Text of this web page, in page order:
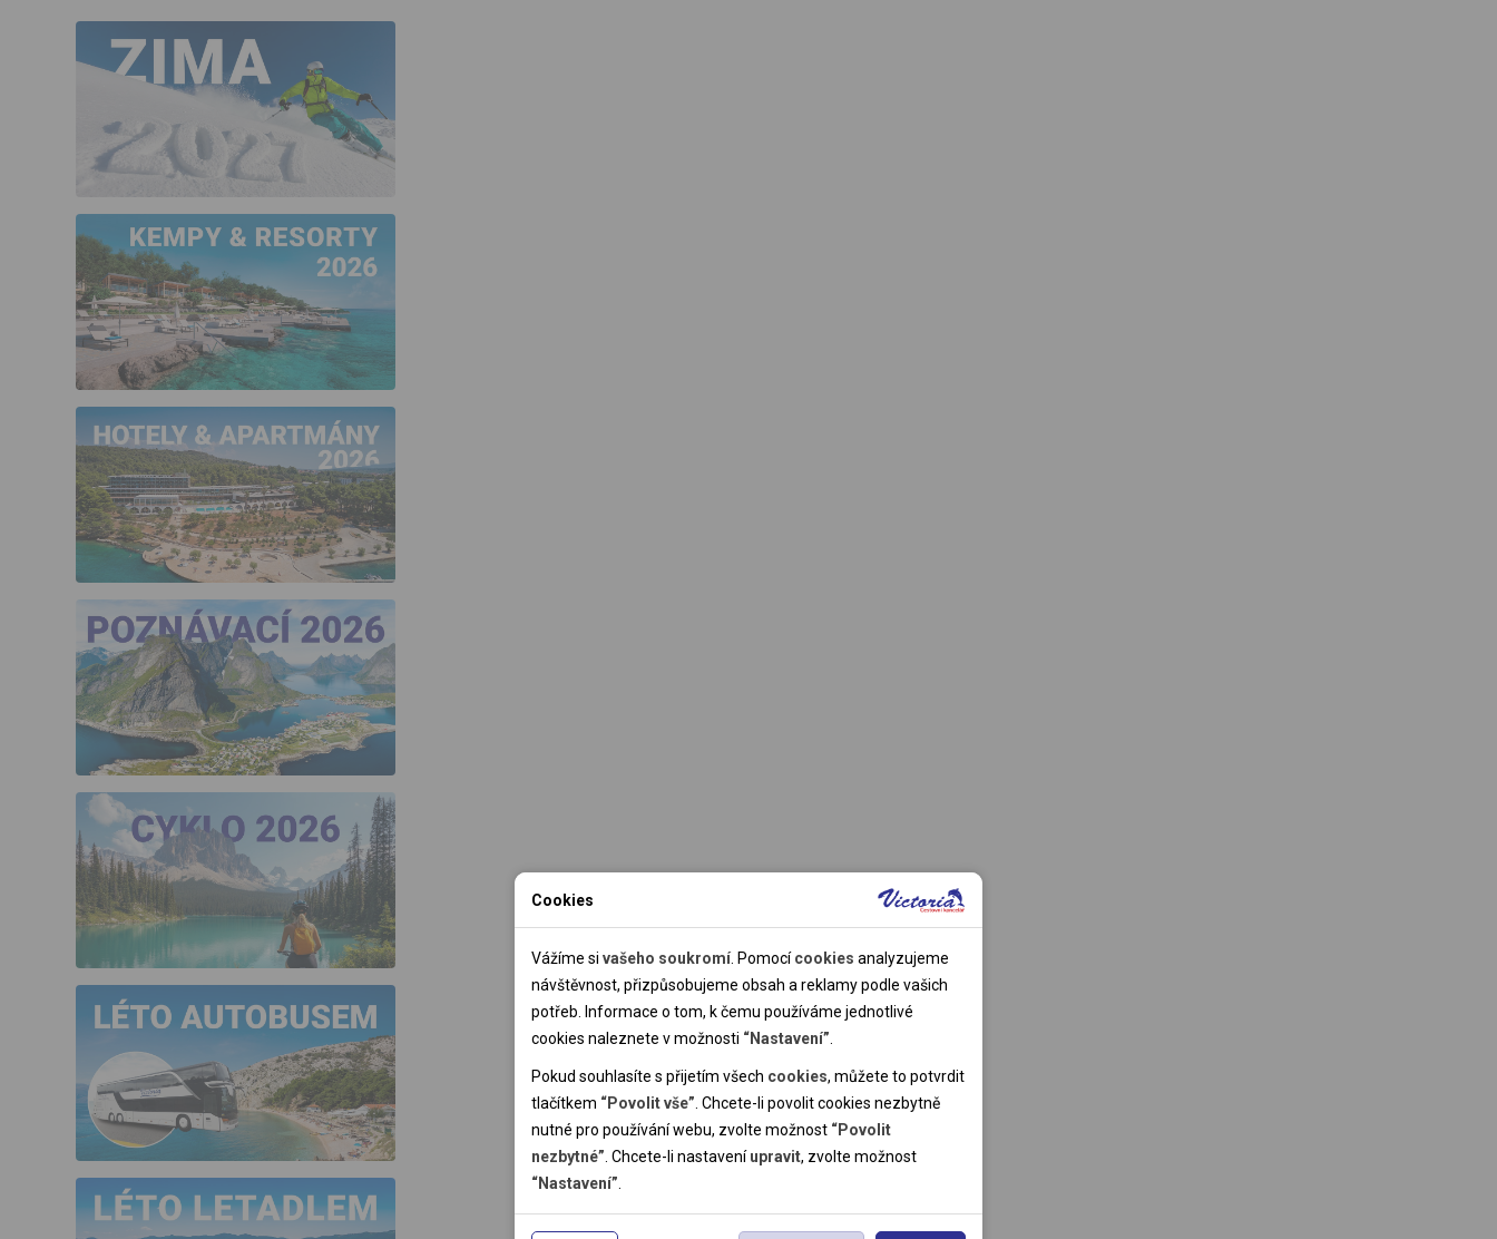
Cookies
Vážíme si vašeho soukromí . Pomocícookies analyzujeme
návštěvnost, přizpůsobujeme obsah a reklamy podle vašich
potřeb. Informace o tom, k čemu používáme jednotlivé
cookies naleznete v možnosti “Nastavení”
Pokud souhlasíte s přijetím všech cookies, můžete to potvrdit
tlačítkem “Povolit vše” . Chcete-li povolit cookies nezbytně
nutné pro používání webu, zvolte možnost “Povolit
nezbytné” . Chcete-li nastaveníupravit, zvolte možnost
“Nastavení”
Nutné cookies pomáhají, aby byla webová stránka použitelná
tak, že umožní základní funkce jako navigace stránky a
přístup k zabezpečeným sekcím webové stránky. Webová
stránka nemůže správně fungovat bez těchto cookies.
Analytické cookies
Pomocí analytických cookies můžeme měřit návštěvnost
našeho webu, zdroje návštěv, výkon reklam a také jejich
dosah. Takto získaná data zpracováváme anonymně bez
vazby na konkrétního uživatele našeho webu. Bez vašeho
Personální cookies
Personalizační soubory cookies nám umožňují přizpůsobit
prohlížení webu dle vašich zájmů a preferencí. Bez souhlasu
Reklamní cookies